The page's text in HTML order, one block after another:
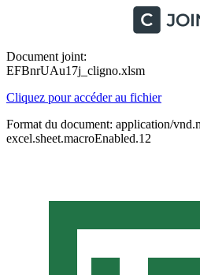
Document joint:
EFBnrUAu17j_cligno.xlsm
Cliquez pour accéder au fichier
Format du document: application/
excel.sheet.macroEnabled.12